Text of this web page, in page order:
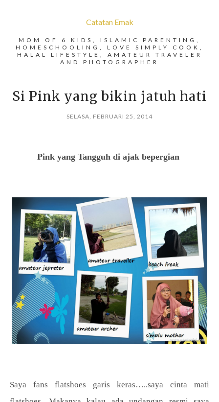
Catatan Emak
MOM OF 6 KIDS, ISLAMIC PARENTING,
HOMESCHOOLING, LOVE SIMPLY COOK,
HALAL LIFESTYLE, AMATEUR TRAVELER
AND PHOTOGRAPHER
Si Pink yang bikin jatuh hati
SELASA, FEBRUARI 25, 2014
Pink yang Tangguh di ajak bepergian
Saya fans flatshoes garis keras…..saya cinta mati